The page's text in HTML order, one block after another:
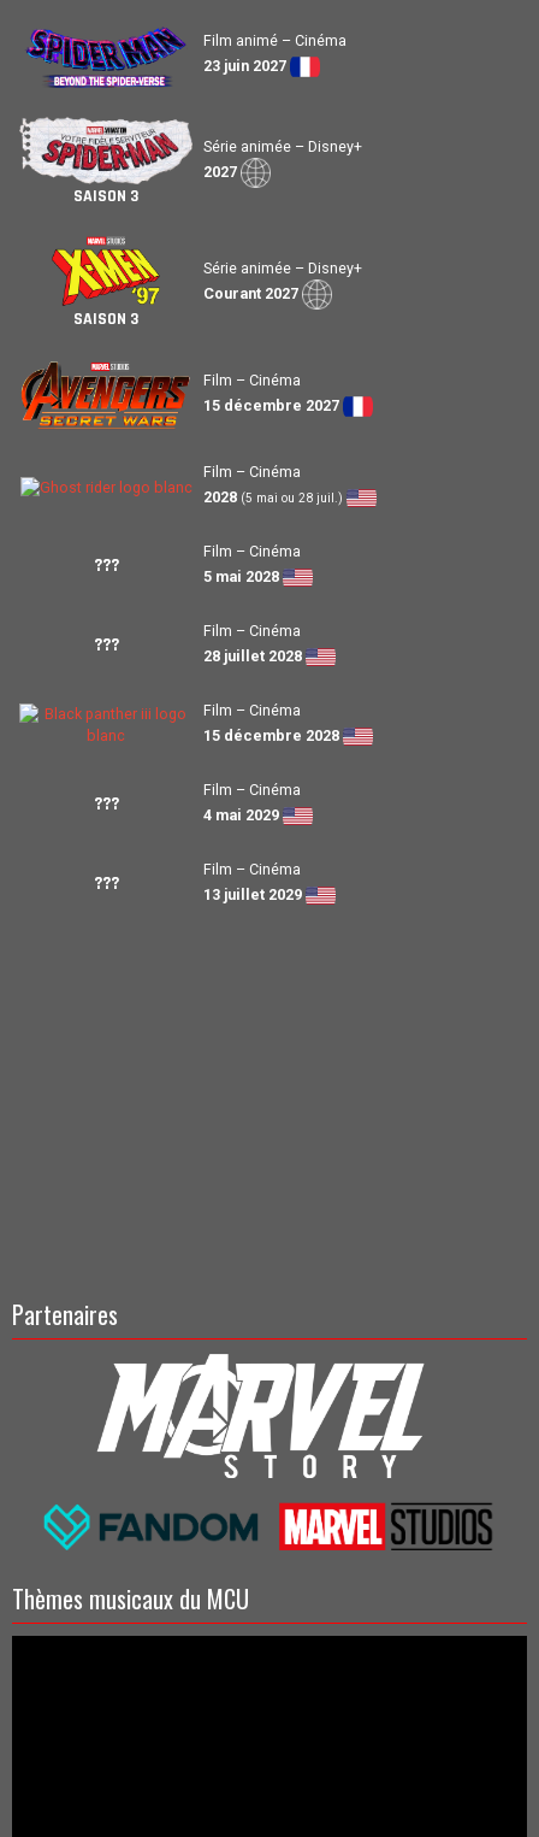
Film animé – Cinéma
23 juin 2027
SAISON 3
Série animée – Disney+
2027
SAISON 3
Série animée – Disney+
Courant 2027
Film – Cinéma
15 décembre 2027
Film – Cinéma
2028 (5 mai ou 28 juil.)
???
Film – Cinéma
5 mai 2028
???
Film – Cinéma
28 juillet 2028
Film – Cinéma
15 décembre 2028
???
Film – Cinéma
4 mai 2029
???
Film – Cinéma
13 juillet 2029
Partenaires
Thèmes musicaux du MCU